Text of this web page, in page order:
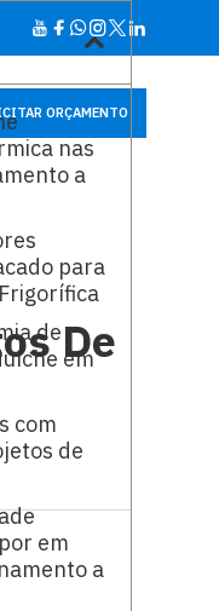
ORÇAMENTO
De
nas
a
para
de
em
com
de
em
a